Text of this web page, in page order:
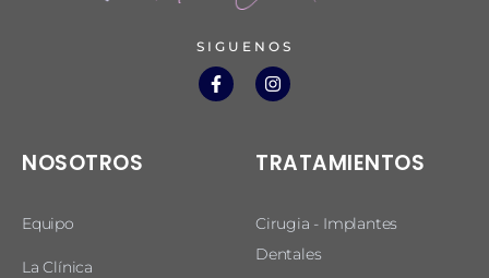
SIGUENOS
NOSOTROS
Equipo
La Clínica
TRATAMIENTOS
Cirugia - Implantes
Dentales